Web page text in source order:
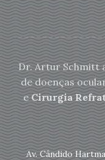
Dr. Artur Schmitt
de doenças
eCirurgia
Av. Cândido